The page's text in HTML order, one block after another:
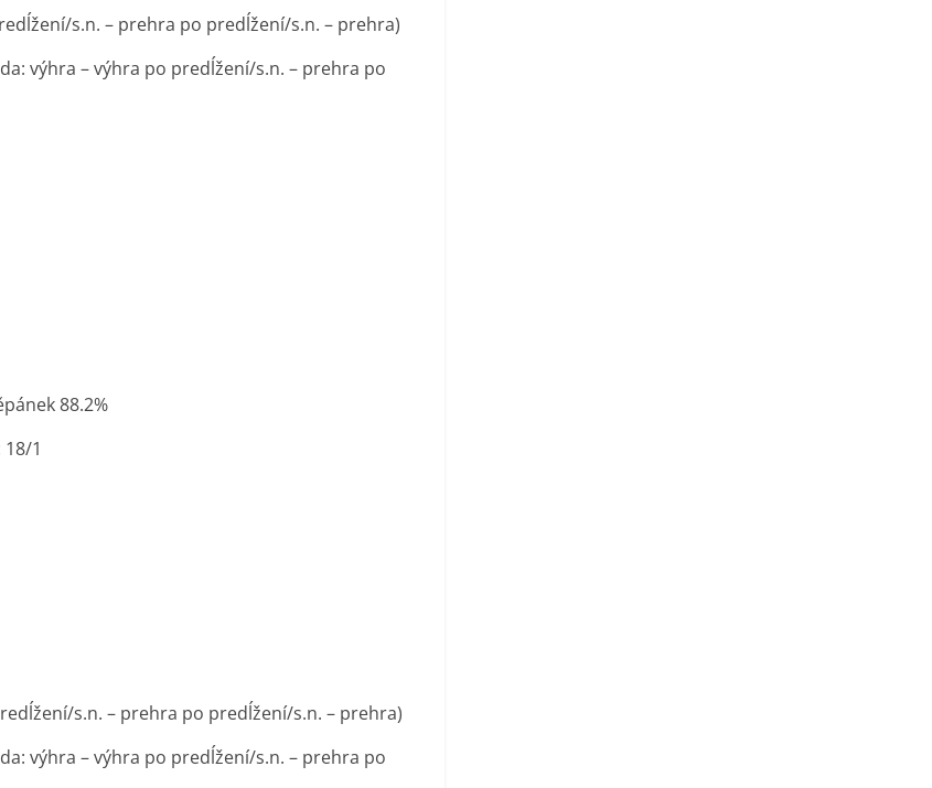
s.n. – prehra po predĺžení/s.n. – prehra)
výhra – výhra po predĺžení/s.n. – prehra po
88.2%
1
s.n. – prehra po predĺžení/s.n. – prehra)
výhra – výhra po predĺžení/s.n. – prehra po